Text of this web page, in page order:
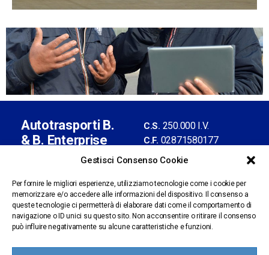
Gestisci Consenso Cookie
Per fornire le migliori esperienze, utilizziamo tecnologie come i cookie per
memorizzare e/o accedere alle informazioni del dispositivo. Il consenso a
queste tecnologie ci permetterà di elaborare dati come il comportamento di
navigazione o ID unici su questo sito. Non acconsentire o ritirare il consenso
può influire negativamente su alcune caratteristiche e funzioni.
Autotrasporti B.
& B. Enterprise
S.r.l. con socio
Sede legale:
via Artigianale, 61 -
25025 Manerbio (BS)
C.S. 250.000 I.V.
C.F. 02871580177
P.IVA02376900961
Iscrizione Albo
Autotrasportin.BS
1309601/X
amministrazione@pec.b